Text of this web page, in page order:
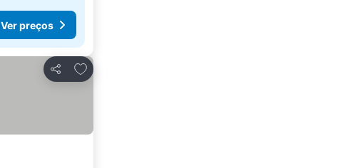
Ver preços
Partilhar
Adicionar aos favoritos